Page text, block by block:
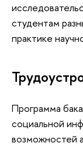
студентам
практике
Программа
социальной
возможностей